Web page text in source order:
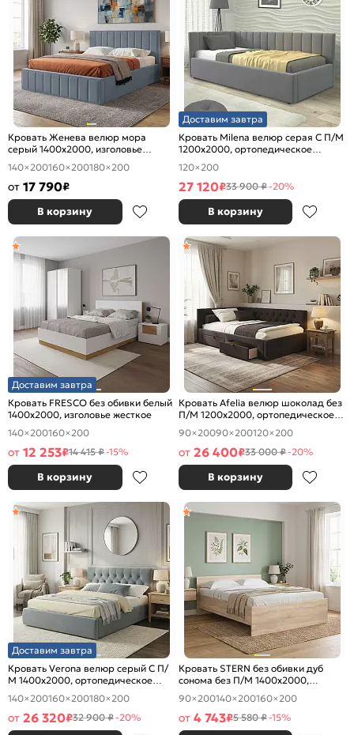
Кровать Женева велюр мора
серый 1400x2000, изголовье
мягкое
140×200160×200180×200
от 17 790₽
В корзину
Доставим завтра
Кровать Milena велюр серая С П/М
1200x2000, ортопедическое
основание, изголовье мягкое
120×200
27 120₽33 900 ₽-20%
В корзину
Доставим завтра
Кровать FRESCO без обивки белый
1400x2000, изголовье жесткое
140×200160×200
от 12 253₽14 415 ₽-15%
В корзину
Кровать Afelia велюр шоколад без
П/М 1200x2000, ортопедическое
основание, изголовье мягкое
90×20090×200120×200
от 26 400₽33 000 ₽-20%
В корзину
Доставим завтра
Кровать Verona велюр серый С П/
М 1400x2000, ортопедическое
основание, изголовье мягкое
140×200160×200180×200
от 26 320₽32 900 ₽-20%
Кровать STERN без обивки дуб
сонома без П/М 1400x2000,
изголовье жесткое
90×200140×200160×200
от 4 743₽5 580 ₽-15%